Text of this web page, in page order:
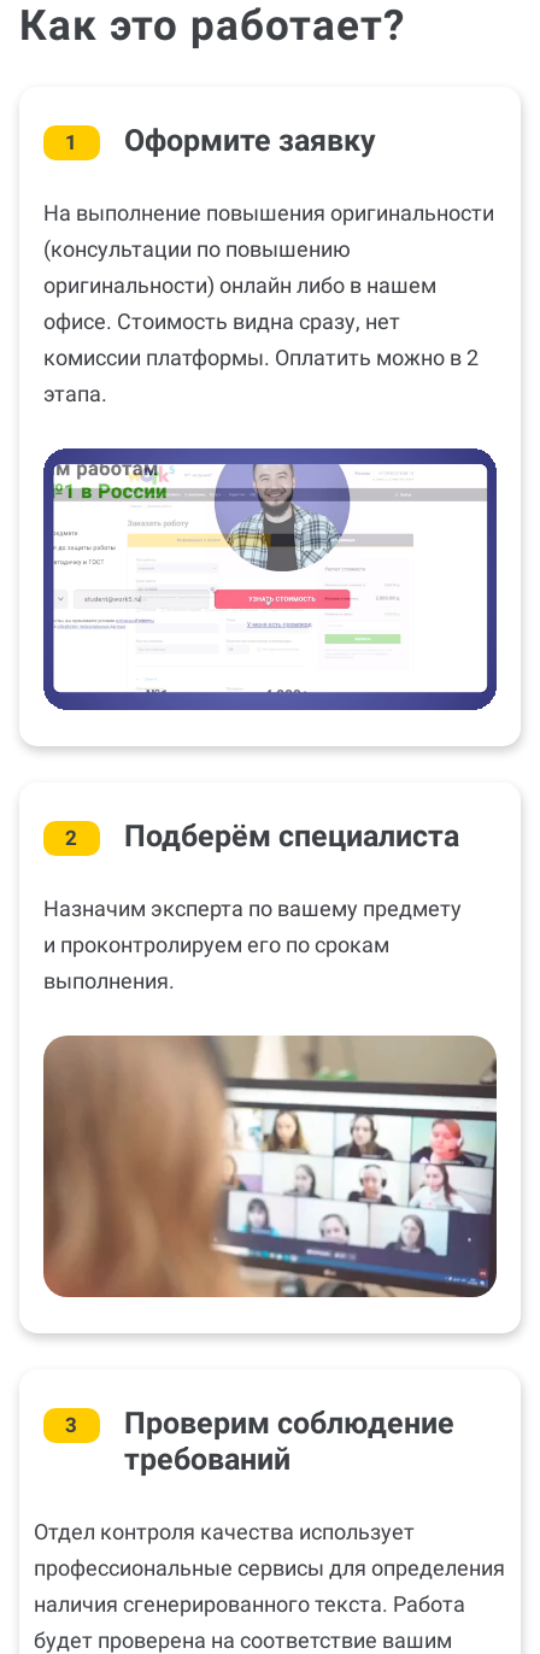
Как это работает?
1 Оформите заявку
На выполнение повышения оригинальности
(консультации по повышению
оригинальности) онлайн либо в нашем
офисе. Стоимость видна сразу, нет
комиссии платформы. Оплатить можно в 2
этапа.
2 Подберём специалиста
Назначим эксперта по вашему предмету
и проконтролируем его по срокам
выполнения.
3
Проверим соблюдение
требований
Отдел контроля качества использует
профессиональные сервисы для определения
наличия сгенерированного текста. Работа
будет проверена на соответствие вашим